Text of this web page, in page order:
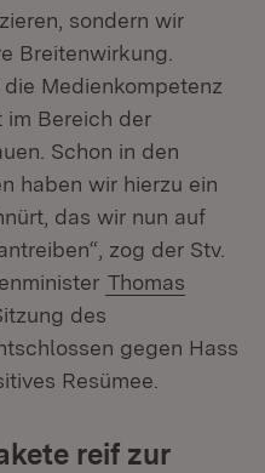
sondern wir
Breitenwirkung.
Medienkompetenz
im Bereich der
Schon in den
haben wir hierzu ein
das wir nun auf
zog der Stv.
Thomas
des
gegen Hass
Resümee.
reif zur